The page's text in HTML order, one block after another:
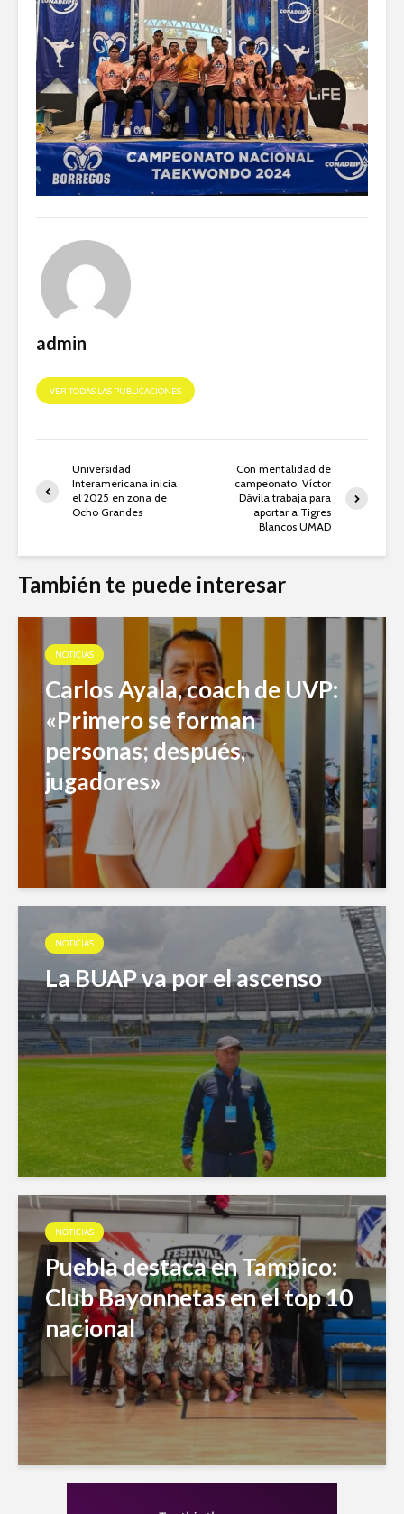
admin
VER TODAS LAS PUBLICACIONES
Universidad
Interamericana inicia
el 2025 en zona de
Ocho Grandes
Con mentalidad de
campeonato, Víctor
Dávila trabaja para
aportar a Tigres
Blancos UMAD
También te puede interesar
NOTICIAS
Carlos Ayala, coach de UVP:
«Primero se forman
personas; después,
jugadores»
NOTICIAS
La BUAP va por el ascenso
NOTICIAS
Puebla destaca en Tampico:
Club Bayonnetas en el top 10
nacional